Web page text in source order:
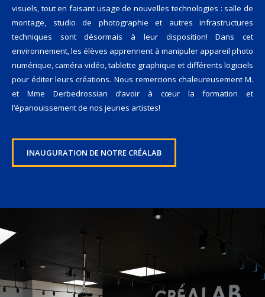
visuels, tout en faisant usage de nouvelles technologies : salle de
montage, studio de photographie et autres infrastructures
techniques sont désormais à leur disposition! Dans cet
environnement, les élèves apprennent à manipuler appareil photo
numérique, caméra vidéo, tablette graphique et différents logiciels
pour éditer leurs créations. Nous remercions chaleureusement M.
et Mme Derbedrossian d’avoir à cœur la formation et
l’épanouissement de nos jeunes artistes!
INAUGURATION DE NOTRE CRÉALAB